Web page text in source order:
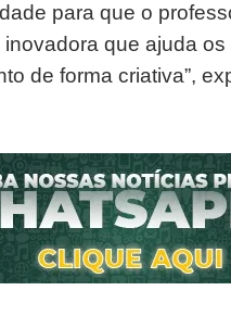
para que o
que ajuda
de forma criativa”,